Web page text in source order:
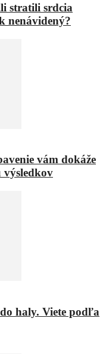
stratili srdcia
nenávidený?
vám dokáže
haly. Viete podľa